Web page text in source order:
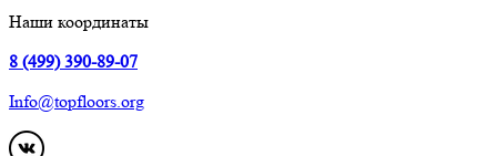
Наши координаты
8 (499) 390-89-07
Info@topfloors.org